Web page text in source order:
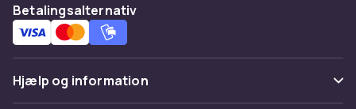
Betalingsalternativ
Hjælp og information